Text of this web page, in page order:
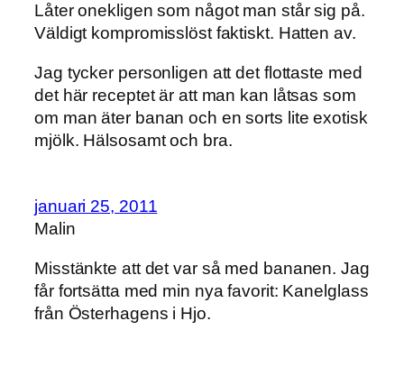
Låter onekligen som något man står sig på.
Väldigt kompromisslöst faktiskt. Hatten av.
Jag tycker personligen att det flottaste med
det här receptet är att man kan låtsas som
om man äter banan och en sorts lite exotisk
mjölk. Hälsosamt och bra.
januari 25, 2011
Malin
Misstänkte att det var så med bananen. Jag
får fortsätta med min nya favorit: Kanelglass
från Österhagens i Hjo.